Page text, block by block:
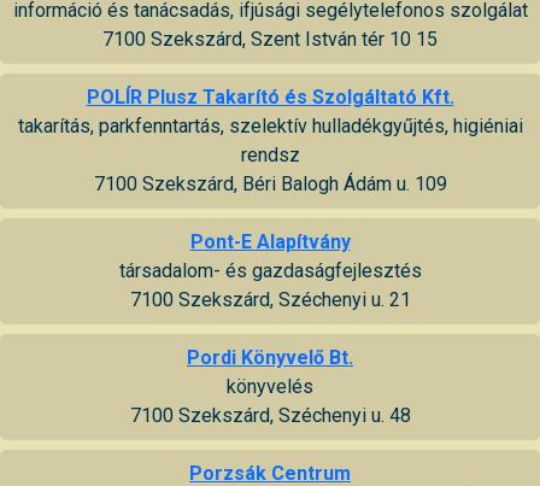
információ és tanácsadás, ifjúsági segélytelefonos szolgálat
7100 Szekszárd, Szent István tér 10 15
POLÍR Plusz Takarító és Szolgáltató Kft.
takarítás, parkfenntartás, szelektív hulladékgyűjtés, higiéniai
rendsz
7100 Szekszárd, Béri Balogh Ádám u. 109
Pont-E Alapítvány
társadalom- és gazdaságfejlesztés
7100 Szekszárd, Széchenyi u. 21
Pordi Könyvelő Bt.
könyvelés
7100 Szekszárd, Széchenyi u. 48
Porzsák Centrum